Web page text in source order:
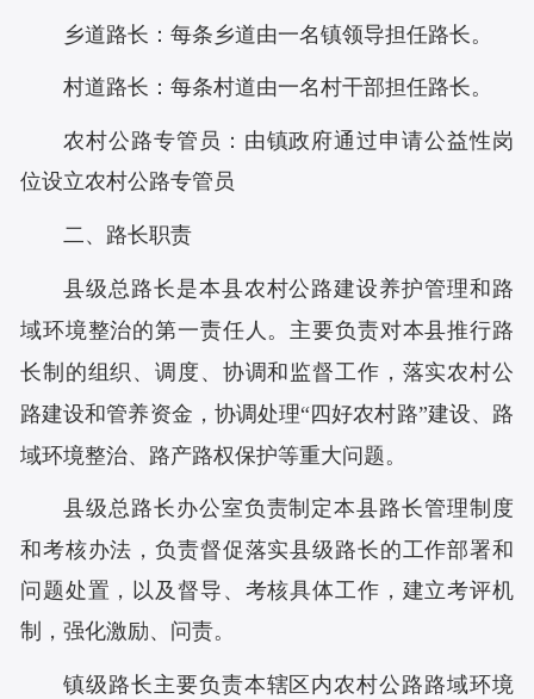
乡道路长：每条乡道由一名镇领导担任路长。
村道路长：每条村道由一名村干部担任路长。
农村公路专管员：由镇政府通过申请公益性岗
位设立农村公路专管员
二、路长职责
县级总路长是本县农村公路建设养护管理和路
域环境整治的第一责任人。主要负责对本县推行路
长制的组织、调度、协调和监督工作，落实农村公
路建设和管养资金，协调处理“四好农村路”建设、路
域环境整治、路产路权保护等重大问题。
县级总路长办公室负责制定本县路长管理制度
和考核办法，负责督促落实县级路长的工作部署和
问题处置，以及督导、考核具体工作，建立考评机
制，强化激励、问责。
镇级路长主要负责本辖区内农村公路路域环境